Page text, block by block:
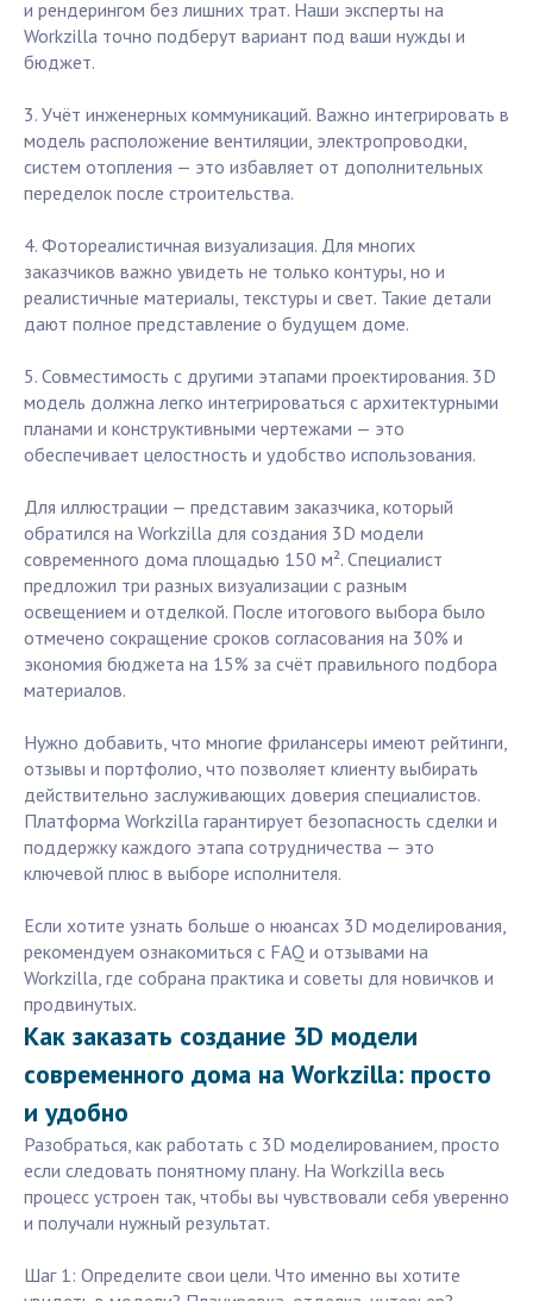
и рендерингом без лишних трат. Наши эксперты на
Workzilla точно подберут вариант под ваши нужды и
бюджет.
3. Учёт инженерных коммуникаций. Важно интегрировать в
модель расположение вентиляции, электропроводки,
систем отопления — это избавляет от дополнительных
переделок после строительства.
4. Фотореалистичная визуализация. Для многих
заказчиков важно увидеть не только контуры, но и
реалистичные материалы, текстуры и свет. Такие детали
дают полное представление о будущем доме.
5. Совместимость с другими этапами проектирования. 3D
модель должна легко интегрироваться с архитектурными
планами и конструктивными чертежами — это
обеспечивает целостность и удобство использования.
Для иллюстрации — представим заказчика, который
обратился на Workzilla для создания 3D модели
современного дома площадью 150 м². Специалист
предложил три разных визуализации с разным
освещением и отделкой. После итогового выбора было
отмечено сокращение сроков согласования на 30% и
экономия бюджета на 15% за счёт правильного подбора
материалов.
Нужно добавить, что многие фрилансеры имеют рейтинги,
отзывы и портфолио, что позволяет клиенту выбирать
действительно заслуживающих доверия специалистов.
Платформа Workzilla гарантирует безопасность сделки и
поддержку каждого этапа сотрудничества — это
ключевой плюс в выборе исполнителя.
Если хотите узнать больше о нюансах 3D моделирования,
рекомендуем ознакомиться с FAQ и отзывами на
Workzilla, где собрана практика и советы для новичков и
продвинутых.
Как заказать создание 3D модели
современного дома на Workzilla: просто
и удобно
Разобраться, как работать с 3D моделированием, просто
если следовать понятному плану. На Workzilla весь
процесс устроен так, чтобы вы чувствовали себя уверенно
и получали нужный результат.
Шаг 1: Определите свои цели. Что именно вы хотите